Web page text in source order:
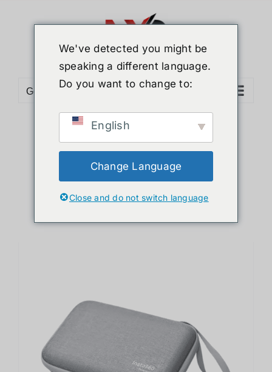
Go to...
Sort byDefault Order
Show24 Products
We've detected you might be
speaking a different language.
Do you want to change to:
English
Change Language
Close and do not switch language